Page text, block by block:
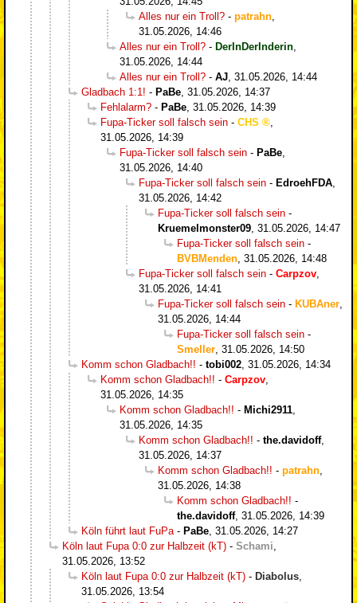
Alles nur ein Troll? - patrahn
31.05.2026, 14:46
Alles nur ein Troll? - DerInDerInderin
31.05.2026, 14:44
Alles nur ein Troll? - AJ 31.05.2026, 14:44
Gladbach 1:1! - PaBe 31.05.2026, 14:37
Fehlalarm? - PaBe 31.05.2026, 14:39
Fupa-Ticker soll falsch sein - CHS
31.05.2026, 14:39
Fupa-Ticker soll falsch sein - PaBe
31.05.2026, 14:40
Fupa-Ticker soll falsch sein - EdroehFDA
31.05.2026, 14:42
Fupa-Ticker soll falsch sein -
Kruemelmonster09 31.05.2026, 14:47
Fupa-Ticker soll falsch sein -
BVBMenden 31.05.2026, 14:48
Fupa-Ticker soll falsch sein - Carpzov
31.05.2026, 14:41
Fupa-Ticker soll falsch sein - KUBAner
31.05.2026, 14:44
Fupa-Ticker soll falsch sein -
Smeller 31.05.2026, 14:50
Komm schon Gladbach!! - tobi002 31.05.2026, 14:34
Komm schon Gladbach!! - Carpzov
31.05.2026, 14:35
Komm schon Gladbach!! - Michi2911
31.05.2026, 14:35
Komm schon Gladbach!! - the.davidoff,
31.05.2026, 14:37
Komm schon Gladbach!! - patrahn
31.05.2026, 14:38
Komm schon Gladbach!! -
the.davidoff, 31.05.2026, 14:39
Köln führt laut FuPa - PaBe 31.05.2026, 14:27
Köln laut Fupa 0:0 zur Halbzeit (kT) - Schami
31.05.2026, 13:52
Köln laut Fupa 0:0 zur Halbzeit (kT) - Diabolus
31.05.2026, 13:54